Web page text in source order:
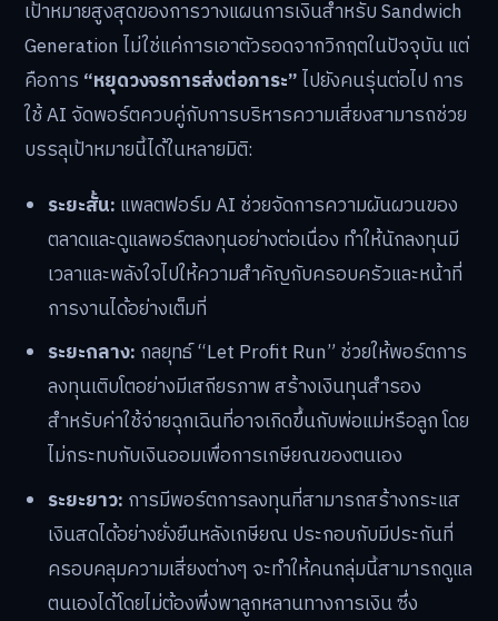
เป้าหมายสูงสุดของการวางแผนการเงินสำหรับ Sandwich
Generation ไม่ใช่แค่การเอาตัวรอดจากวิกฤตในปัจจุบัน แต่
คือการ “หยุดวงจรการส่งต่อภาระ”ไปยังคนรุ่นต่อไป การ
ใช้ AI จัดพอร์ตควบคู่กับการบริหารความเสี่ยงสามารถช่วย
บรรลุเป้าหมายนี้ได้ในหลายมิติ:
ระยะสั้น: แพลตฟอร์ม AI ช่วยจัดการความผันผวนของ
ตลาดและดูแลพอร์ตลงทุนอย่างต่อเนื่อง ทำให้นักลงทุนมี
เวลาและพลังใจไปให้ความสำคัญกับครอบครัวและหน้าที่
การงานได้อย่างเต็มที่
ระยะกลาง: กลยุทธ์ “Let Profit Run” ช่วยให้พอร์ตการ
ลงทุนเติบโตอย่างมีเสถียรภาพ สร้างเงินทุนสำรอง
สำหรับค่าใช้จ่ายฉุกเฉินที่อาจเกิดขึ้นกับพ่อแม่หรือลูก โดย
ไม่กระทบกับเงินออมเพื่อการเกษียณของตนเอง
ระยะยาว: การมีพอร์ตการลงทุนที่สามารถสร้างกระแส
เงินสดได้อย่างยั่งยืนหลังเกษียณ ประกอบกับมีประกันที่
ครอบคลุมความเสี่ยงต่างๆ จะทำให้คนกลุ่มนี้สามารถดูแล
ตนเองได้โดยไม่ต้องพึ่งพาลูกหลานทางการเงิน ซึ่ง